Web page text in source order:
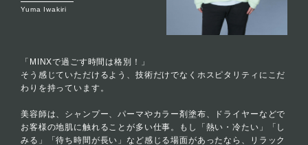
Yuma Iwakiri
「MINXで過ごす時間は格別！」
そう感じていただけるよう、技術だけでなくホスピタリティにこだ
わりを持っています。
美容師は、シャンプー、パーマやカラー剤塗布、ドライヤーなどで
お客様の地肌に触れることが多い仕事。もし「熱い・冷たい」「し
みる」「待ち時間が長い」など感じる場面があったなら、リラック